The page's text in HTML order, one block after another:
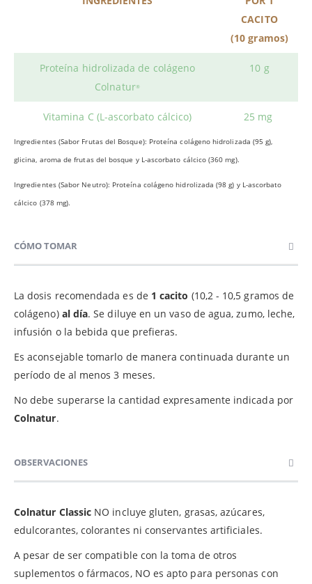
CACITO
(10 gramos)
Proteína hidrolizada de colágeno
Colnatur®
10 g
Vitamina C (L-ascorbato cálcico) 25 mg
Ingredientes (Sabor Frutas del Bosque): Proteína colágeno hidrolizada (95 g),
glicina, aroma de frutas del bosque y L-ascorbato cálcico (360 mg).
Ingredientes (Sabor Neutro): Proteína colágeno hidrolizada (98 g) y L-ascorbato
cálcico (378 mg).
CÓMO TOMAR
La dosis recomendada es de 1 cacito (10,2 - 10,5 gramos de
colágeno)al día. Se diluye en un vaso de agua, zumo, leche,
infusión o la bebida que prefieras.
Es aconsejable tomarlo de manera continuada durante un
período de al menos 3 meses.
No debe superarse la cantidad expresamente indicada por
Colnatur.
OBSERVACIONES
Colnatur Classic NO incluye gluten, grasas, azúcares,
edulcorantes, colorantes ni conservantes artificiales.
A pesar de ser compatible con la toma de otros
suplementos o fármacos, NO es apto para personas con